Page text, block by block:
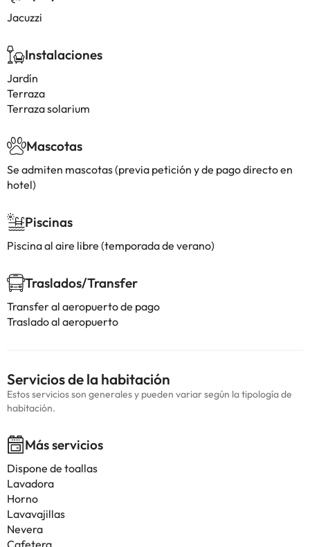
Jacuzzi
Instalaciones
Jardín
Terraza
Terraza solarium
Mascotas
Se admiten mascotas (previa petición y de pago directo en
hotel)
Piscinas
Piscina al aire libre (temporada de verano)
Traslados/Transfer
Transfer al aeropuerto de pago
Traslado al aeropuerto
Servicios de la habitación
Estos servicios son generales y pueden variar según la tipología de
habitación.
Más servicios
Dispone de toallas
Lavadora
Horno
Lavavajillas
Nevera
Cafetera